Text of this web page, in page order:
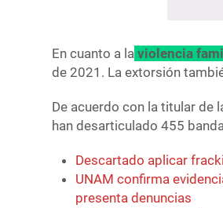
En cuanto a la violencia
de 2021. La extorsión
De acuerdo con la titular de
han desarticulado 455
Descartado aplicar
UNAM confirma
presenta denuncias